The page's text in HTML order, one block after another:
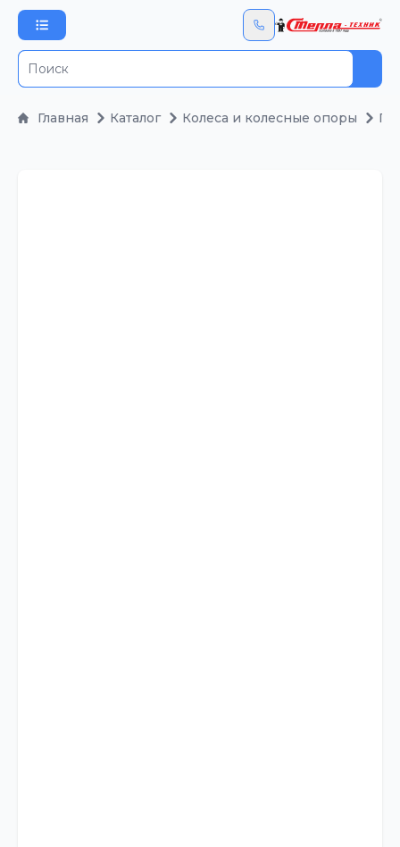
Главная Каталог Колеса и колесные опоры По